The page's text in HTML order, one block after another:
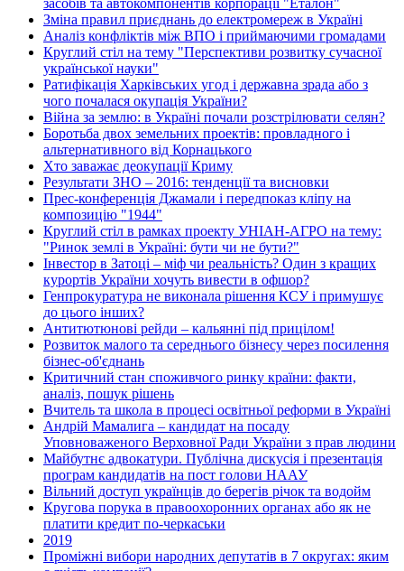
Зміна правил приєднань до електромереж в Україні
Аналіз конфліктів між ВПО і приймаючими громадами
Круглий стіл на тему "Перспективи розвитку сучасної
української науки"
Ратифікація Харківських угод і державна зрада або з
чого почалася окупація України?
Війна за землю: в Україні почали розстрілювати селян?
Боротьба двох земельних проектів: провладного і
альтернативного від Корнацького
Хто заважає деокупації Криму
Результати ЗНО – 2016: тенденції та висновки
Прес-конференція Джамали і передпоказ кліпу на
композицію "1944"
Круглий стіл в рамках проекту УНІАН-АГРО на тему:
"Ринок землі в Україні: бути чи не бути?"
Інвестор в Затоці – міф чи реальність? Один з кращих
курортів України хочуть вивести в офшор?
Генпрокуратура не виконала рішення КСУ і примушує
до цього інших?
Антитютюнові рейди – кальянні під прицілом!
Розвиток малого та середнього бізнесу через посилення
бізнес-об'єднань
Критичний стан споживчого ринку країни: факти,
аналіз, пошук рішень
Вчитель та школа в процесі освітньої реформи в Україні
Андрій Мамалига – кандидат на посаду
Уповноваженого Верховної Ради України з прав людини
Майбутнє адвокатури. Публічна дискусія і презентація
програм кандидатів на пост голови НААУ
Вільний доступ українців до берегів річок та водойм
Кругова порука в правоохоронних органах або як не
платити кредит по-черкаськи
2019
Проміжні вибори народних депутатів в 7 округах: яким